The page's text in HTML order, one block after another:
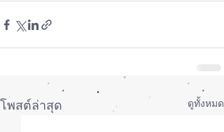
โพสต์ล่าสุด ดูทั้งหมด